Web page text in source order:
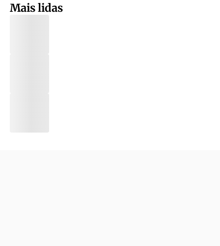
Mais lidas